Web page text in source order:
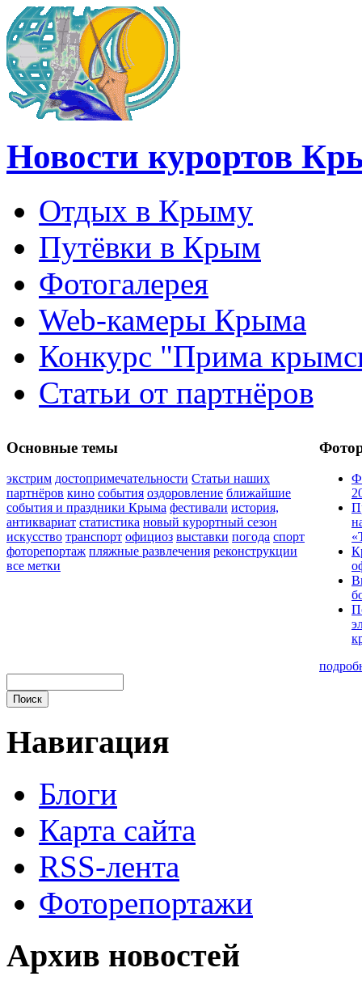
Новости курортов
Отдых в Крыму
Путёвки в Крым
Фотогалерея
Web-камеры Крыма
Конкурс "Прима
Статьи от партнёров
Основные темы
экстрим достопримечательности Статьи наших
партнёров кино события оздоровление ближайшие
события и праздники Крыма фестивали история,
антиквариат статистика новый курортный сезон
искусство транспорт официоз выставки погода спорт
фоторепортаж пляжные развлечения реконструкции
все метки
Навигация
Блоги
Карта сайта
RSS-лента
Фоторепортажи
Архив новостей